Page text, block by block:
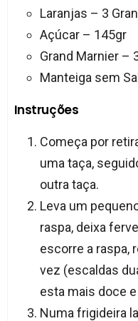
Laranjas – 3
Açúcar – 145gr
Grand Marnier –
Manteiga sem
Instruções
Começa por
uma taça,
outra taça.
Leva um
raspa, deixa
escorre a raspa,
vez (escaldas
esta mais doce
Numa frigideira